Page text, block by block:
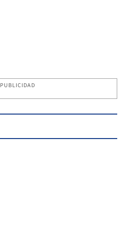
PUBLICIDAD